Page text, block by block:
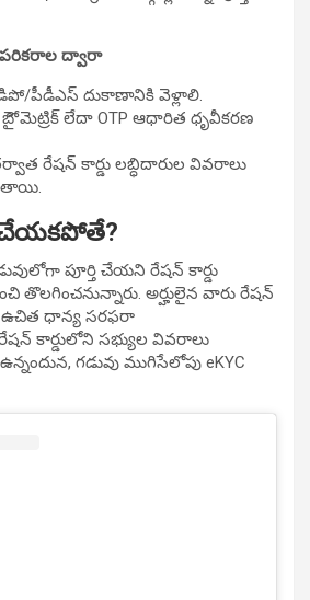
పరికరాల ద్వారా
పీడీఎస్ దుకాణానికి వెళ్లాలి.
లేదా OTP ఆధారిత ధృవీకరణ
రేషన్ కార్డు లబ్ధిదారుల వివరాలు
చేయకపోతే?
పూర్తి చేయని రేషన్ కార్డు
తొలగించనున్నారు. అర్హులైన వారు రేషన్
ఉచిత ధాన్య సరఫరా
కార్డులోని సభ్యుల వివరాలు
గడువు ముగిసేలోపు eKYC